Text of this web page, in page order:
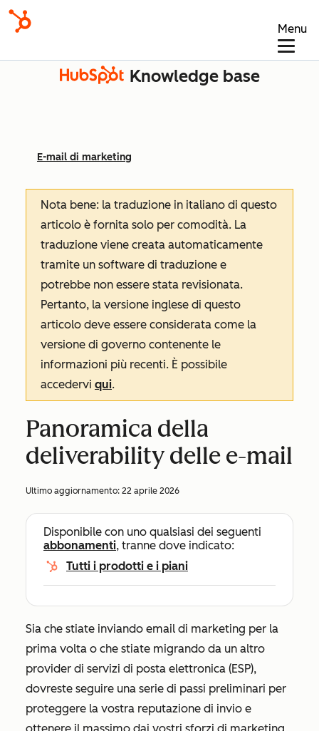
Menu
Knowledge base
E-mail di marketing
Nota bene: la traduzione in italiano di questo
articolo è fornita solo per comodità. La
traduzione viene creata automaticamente
tramite un software di traduzione e
potrebbe non essere stata revisionata.
Pertanto, la versione inglese di questo
articolo deve essere considerata come la
versione di governo contenente le
informazioni più recenti. È possibile
accedervi qui.
Panoramica della
deliverability delle e-mail
Ultimo aggiornamento: 22 aprile 2026
Disponibile con uno qualsiasi dei seguenti
abbonamenti, tranne dove indicato:
Tutti i prodotti e i piani
Sia che stiate inviando email di marketing per la
prima volta o che stiate migrando da un altro
provider di servizi di posta elettronica (ESP),
dovreste seguire una serie di passi preliminari per
proteggere la vostra reputazione di invio e